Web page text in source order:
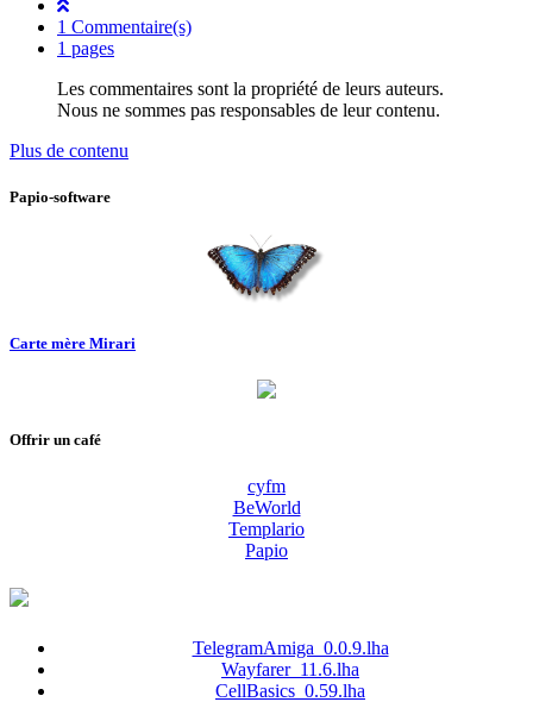
1 Commentaire(s)
1 pages
Les commentaires sont la propriété de leurs auteurs.
Nous ne sommes pas responsables de leur contenu.
Plus de contenu
Papio-software
Carte mère Mirari
Offrir un café
cyfm
BeWorld
Templario
Papio
TelegramAmiga_0.0.9.lha
Wayfarer_11.6.lha
CellBasics_0.59.lha